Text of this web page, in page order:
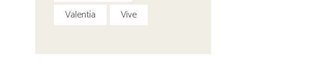
Valentía
Vive